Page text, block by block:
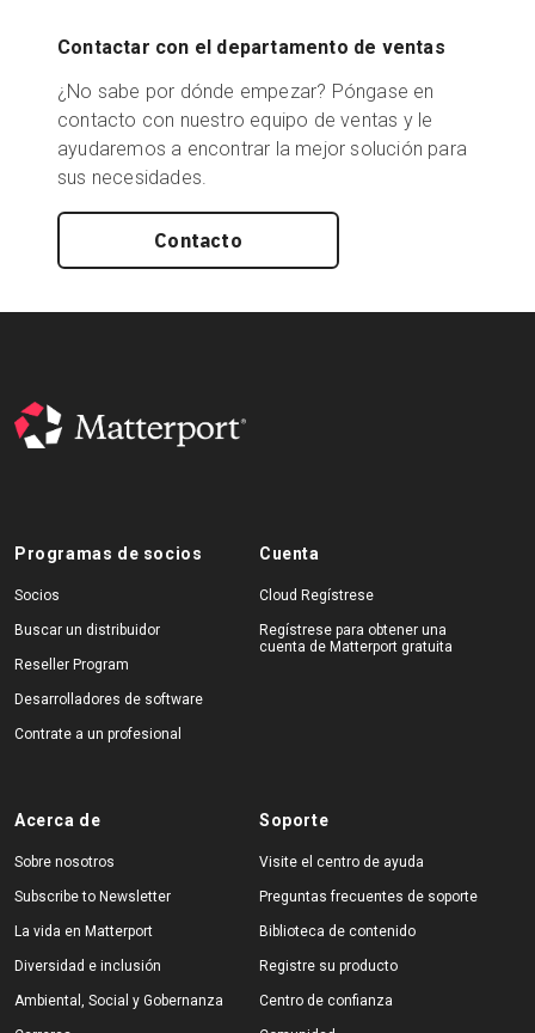
Contactar con el departamento de ventas
¿No sabe por dónde empezar? Póngase en
contacto con nuestro equipo de ventas y le
ayudaremos a encontrar la mejor solución para
sus necesidades.
Contacto
Programas de socios
Socios
Buscar un distribuidor
Reseller Program
Desarrolladores de software
Contrate a un profesional
Cuenta
Cloud Regístrese
Regístrese para obtener una
cuenta de Matterport gratuita
Acerca de
Sobre nosotros
Subscribe to Newsletter
La vida en Matterport
Diversidad e inclusión
Ambiental, Social y Gobernanza
Soporte
Visite el centro de ayuda
Preguntas frecuentes de soporte
Biblioteca de contenido
Registre su producto
Centro de confianza